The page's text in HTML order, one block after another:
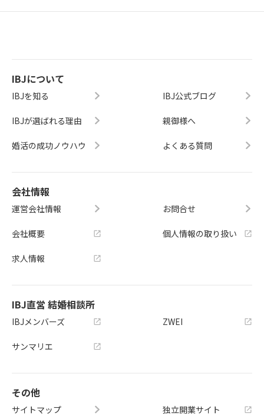
IBJについて
IBJを知る
IBJが選ばれる理由
婚活の成功ノウハウ
IBJ公式ブログ
親御様へ
よくある質問
会社情報
運営会社情報
会社概要
求人情報
お問合せ
個人情報の取り扱い
IBJ直営 結婚相談所
IBJメンバーズ
サンマリエ
ZWEI
その他
サイトマップ
独立開業サイト